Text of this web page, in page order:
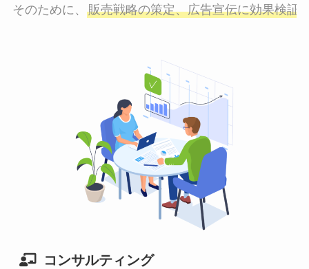
そのために、 販売戦略の策定、広告宣伝に効果検証
コンサルティング